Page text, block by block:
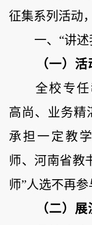
征集系列活动
一、 “讲
（一）
全校专
高尚、业务精
承担一定教
师、河南省教
师”人选不再参
（二）